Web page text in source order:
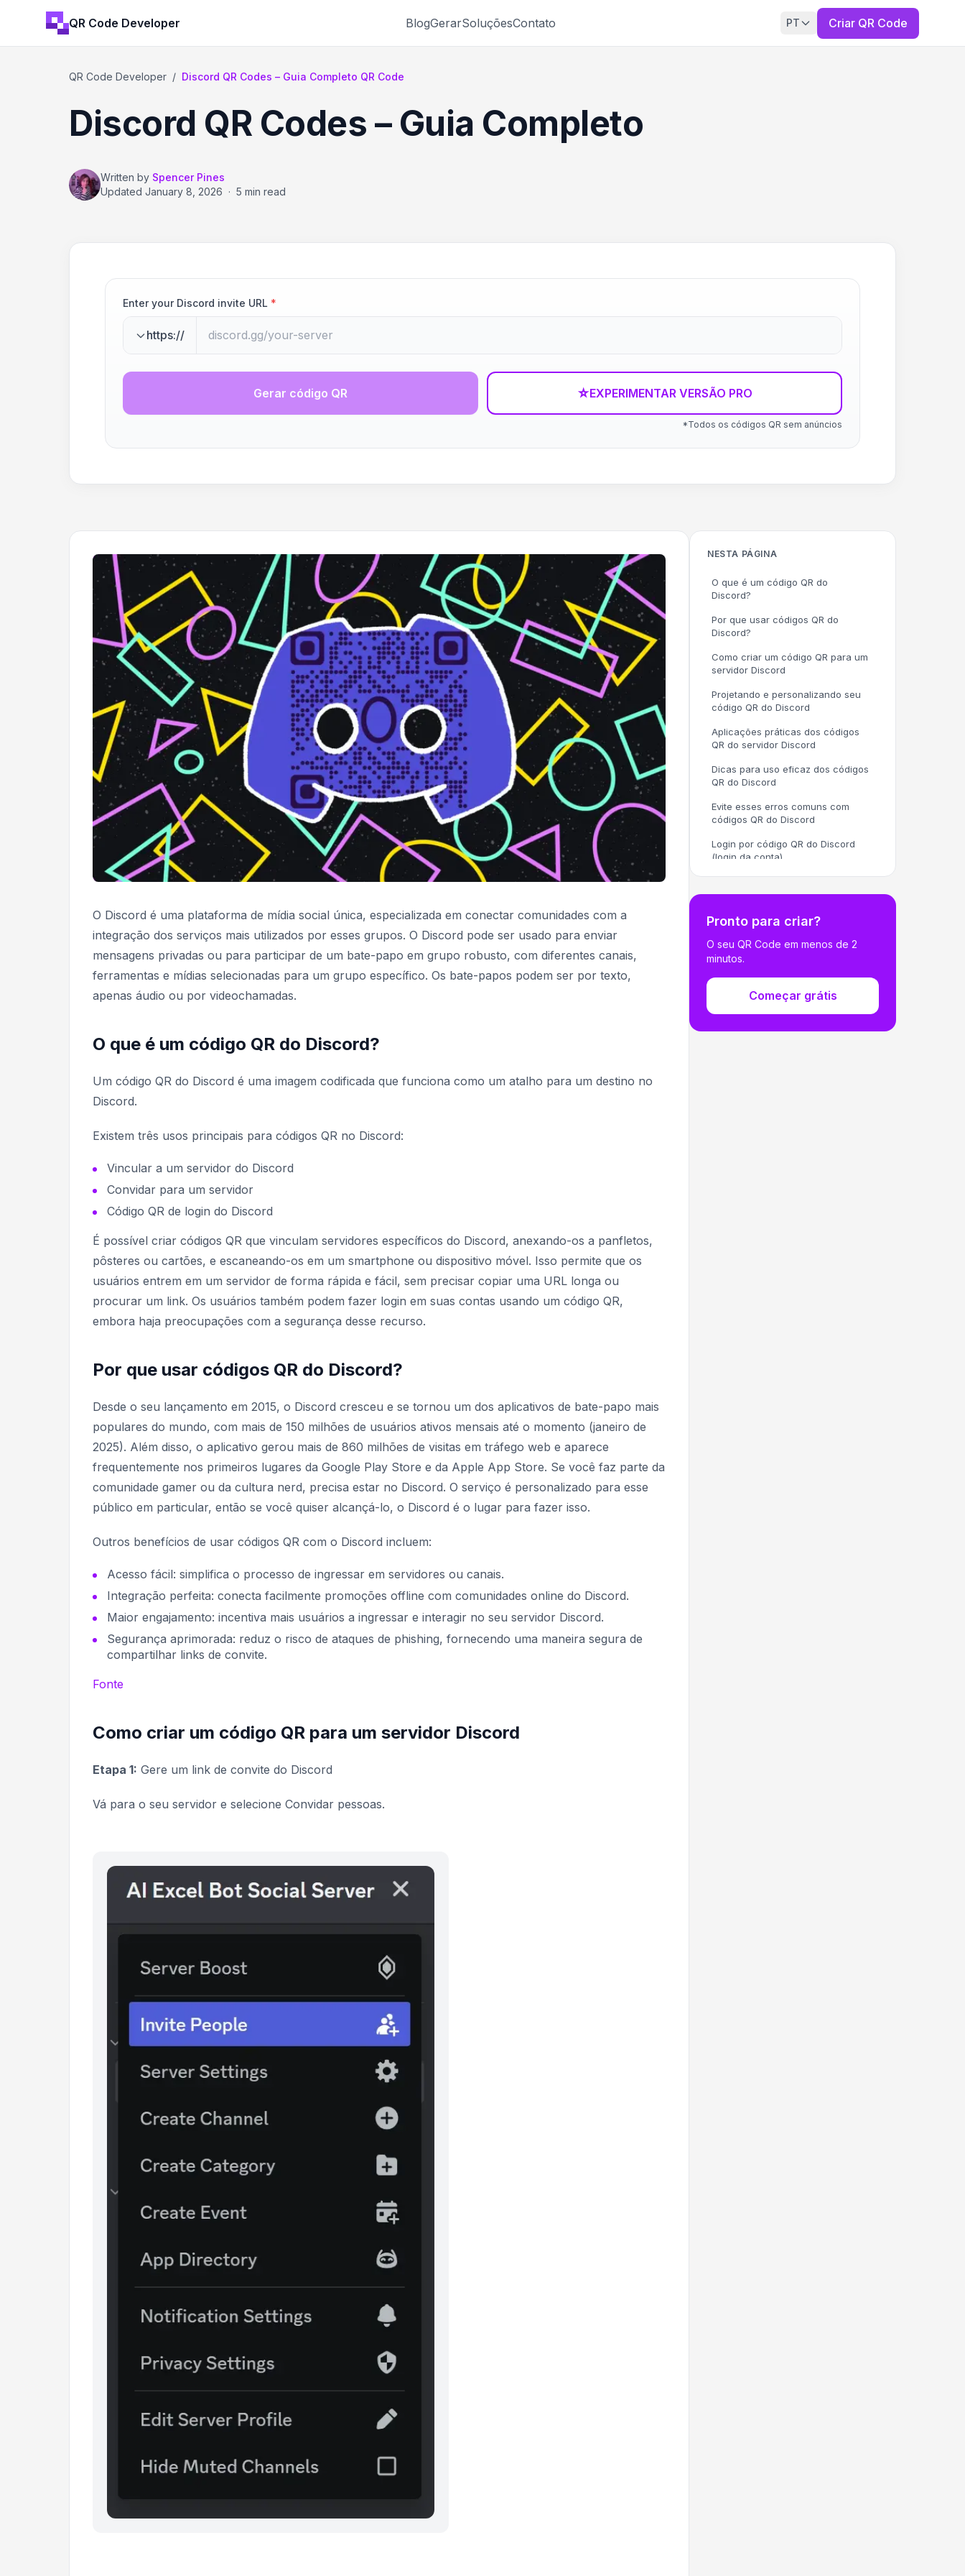
QR Code Developer BlogGerarSoluçõesContato PT Criar QR Code
QR Code Developer / Discord QR Codes – Guia Completo QR Code
Discord QR Codes – Guia Completo
Written by Spencer Pines
Updated January 8, 2026 · 5 min read
Enter your Discord invite URL *
https://
Gerar código QR ☆EXPERIMENTAR VERSÃO PRO
*Todos os códigos QR sem anúncios
O Discord é uma plataforma de mídia social única, especializada em conectar comunidades com a
integração dos serviços mais utilizados por esses grupos. O Discord pode ser usado para enviar
mensagens privadas ou para participar de um bate-papo em grupo robusto, com diferentes canais,
ferramentas e mídias selecionadas para um grupo específico. Os bate-papos podem ser por texto,
apenas áudio ou por videochamadas.
O que é um código QR do Discord?
Um código QR do Discord é uma imagem codificada que funciona como um atalho para um destino no
Discord.
Existem três usos principais para códigos QR no Discord:
Vincular a um servidor do Discord
Convidar para um servidor
Código QR de login do Discord
É possível criar códigos QR que vinculam servidores específicos do Discord, anexando-os a panfletos,
pôsteres ou cartões, e escaneando-os em um smartphone ou dispositivo móvel. Isso permite que os
usuários entrem em um servidor de forma rápida e fácil, sem precisar copiar uma URL longa ou
procurar um link. Os usuários também podem fazer login em suas contas usando um código QR,
embora haja preocupações com a segurança desse recurso.
Por que usar códigos QR do Discord?
Desde o seu lançamento em 2015, o Discord cresceu e se tornou um dos aplicativos de bate-papo mais
populares do mundo, com mais de 150 milhões de usuários ativos mensais até o momento (janeiro de
2025). Além disso, o aplicativo gerou mais de 860 milhões de visitas em tráfego web e aparece
frequentemente nos primeiros lugares da Google Play Store e da Apple App Store. Se você faz parte da
comunidade gamer ou da cultura nerd, precisa estar no Discord. O serviço é personalizado para esse
público em particular, então se você quiser alcançá-lo, o Discord é o lugar para fazer isso.
Outros benefícios de usar códigos QR com o Discord incluem:
Acesso fácil: simplifica o processo de ingressar em servidores ou canais.
Integração perfeita: conecta facilmente promoções offline com comunidades online do Discord.
Maior engajamento: incentiva mais usuários a ingressar e interagir no seu servidor Discord.
Segurança aprimorada: reduz o risco de ataques de phishing, fornecendo uma maneira segura de
compartilhar links de convite.
Fonte
Como criar um código QR para um servidor Discord
Etapa 1: Gere um link de convite do Discord
Vá para o seu servidor e selecione Convidar pessoas.
NESTA PÁGINA
O que é um código QR do
Discord?
Por que usar códigos QR do
Discord?
Como criar um código QR para um
servidor Discord
Projetando e personalizando seu
código QR do Discord
Aplicações práticas dos códigos
QR do servidor Discord
Dicas para uso eficaz dos códigos
QR do Discord
Evite esses erros comuns com
códigos QR do Discord
Login por código QR do Discord
(login da conta)
privacidade
Conclusão
Pronto para criar?
O seu QR Code em menos de 2
minutos.
Começar grátis